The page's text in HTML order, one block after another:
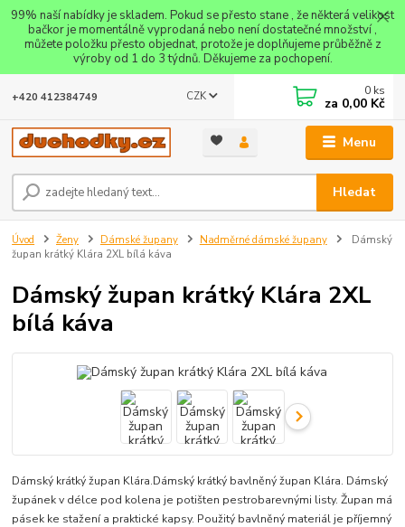
99% naší nabídky je skladem. Pokud se přesto stane , že některá velikost
bačkor je momentálně vyprodaná nebo není dostatečné množství ,
můžete položku přesto objednat, protože je doplňujeme průběžně z
výroby od 1 do 3 týdnů. Děkujeme za pochopení.
Menu
CZK
Hledat
+420 412384749 0 ks
za 0,00 Kč
Úvod Ženy Dámské župany Nadměrné dámské župany
Dámský
župan krátký Klára 2XL bílá káva
Dámský župan krátký Klára 2XL
bílá káva
Dámský krátký župan Klára.Dámský krátký bavlněný župan Klára. Dámský
župánek v délce pod kolena je potišten pestrobarevnými listy. Župan má
pásek ke stažení a praktické kapsy. Použitý bavlněný materiál je příjemný